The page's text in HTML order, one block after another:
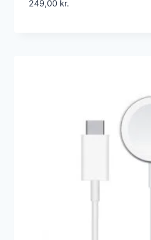
249,00 kr.